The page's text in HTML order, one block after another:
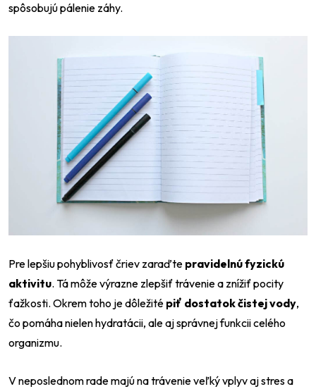
spôsobujú pálenie záhy.
Pre lepšiu pohyblivosť čriev zaraďte pravidelnú fyzickú
aktivitu. Tá môže výrazne zlepšiť trávenie a znížiť pocity
ťažkosti. Okrem toho je dôležité piť dostatok čistej vody,
čo pomáha nielen hydratácii, ale aj správnej funkcii celého
organizmu.
V neposlednom rade majú na trávenie veľký vplyv aj stres a